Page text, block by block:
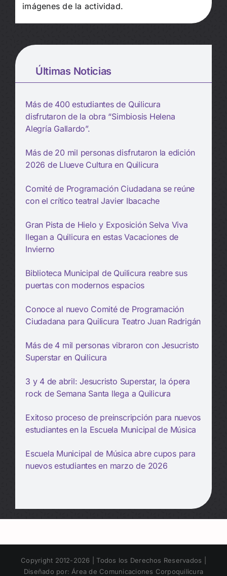
imágenes de la actividad.
Últimas Noticias
Más de 400 estudiantes de Quilicura
disfrutaron de la obra “Simbiosis Helena
Alegría Gallardo”.
Más de 20 mil personas disfrutaron la edición
2026 de Llueve Cultura en Quilicura
Comité de Programación Ciudadana se reúne
con el crítico teatral Javier Ibacache
Gran Pista de Hielo y Exposición Selva Viva
llegan a Quilicura en estas Vacaciones de
Invierno
Biblioteca Municipal de Quilicura reabre sus
puertas con modernos espacios
Conoce al nuevo Comité de Programación
Ciudadana para Quilicura Teatro Juan Radrigán
Más de 4 mil personas vibraron con Jesucristo
Superstar en Quilicura
3 y 4 de abril: Jesucristo Superstar, la ópera
rock de Semana Santa llega a Quilicura
Exitoso proceso de preinscripción para nuevos
estudiantes en la Escuela Municipal de Música
Escuela Municipal de Música abre cupos para
nuevos estudiantes en marzo de 2026
Copyright 2012-2026 | Todos los Derechos Reservados |
Diseñado por: Área de Comunicaciones Corpoquilicura